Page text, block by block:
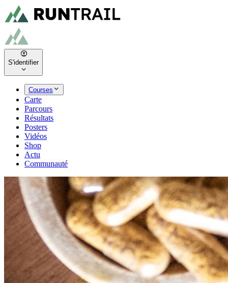
S'identifier
Courses
Carte
Parcours
Résultats
Posters
Vidéos
Shop
Actu
Communauté